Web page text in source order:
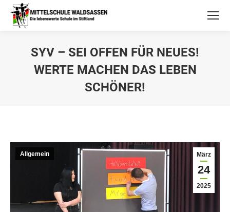
SYV – SEI OFFEN FÜR NEUES!
WERTE MACHEN DAS LEBEN
SCHÖNER!
März
24
2025
Allgemein